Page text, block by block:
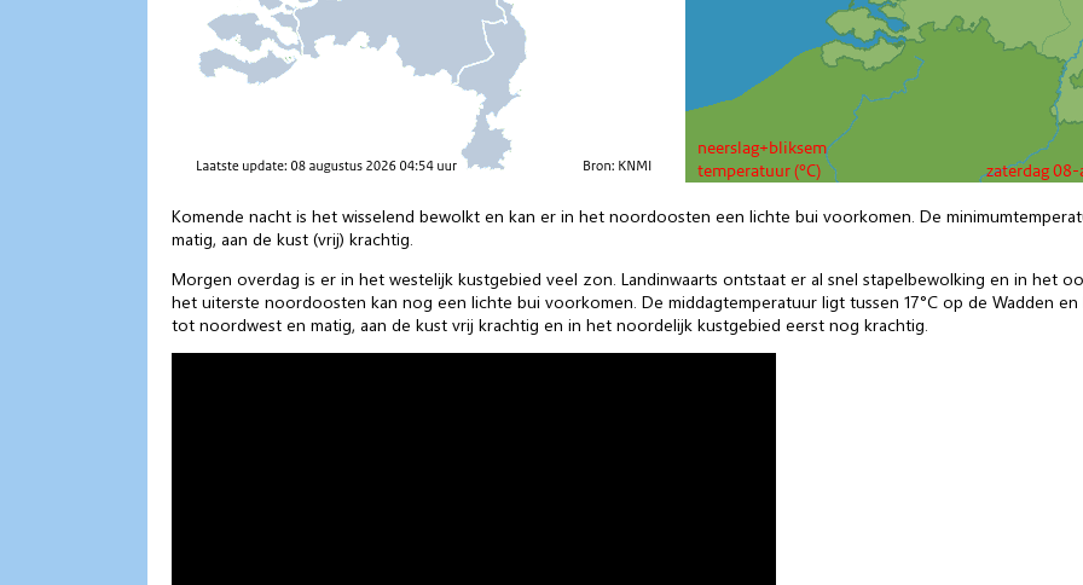
Komende nacht is het wisselend bewolkt en kan er in het noordoosten een lichte bui voorkomen. De
matig, aan de kust (vrij) krachtig.
Morgen overdag is er in het westelijk kustgebied veel zon. Landinwaarts ontstaat er al snel stapelbewolking en in het
het uiterste noordoosten kan nog een lichte bui voorkomen. De middagtemperatuur ligt tussen 17°C op de Wadden
tot noordwest en matig, aan de kust vrij krachtig en in het noordelijk kustgebied eerst nog krachtig.